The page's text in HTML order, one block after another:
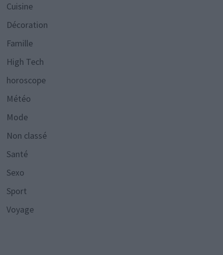
Cuisine
Décoration
Famille
High Tech
horoscope
Météo
Mode
Non classé
Santé
Sexo
Sport
Voyage